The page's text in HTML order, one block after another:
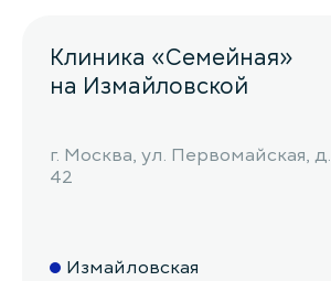
Клиника «Семейная»
на Измайловской
г. Москва, ул. Первомайская, д.
42
Измайловская